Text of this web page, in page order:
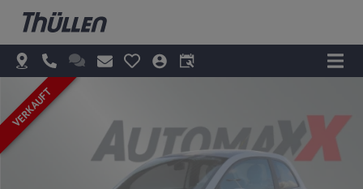
VERKAUFT